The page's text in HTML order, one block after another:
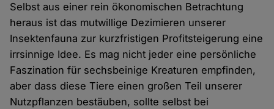
Selbst aus einer rein ökonomischen Betrachtung
heraus ist das mutwillige Dezimieren unserer
Insektenfauna zur kurzfristigen Profitsteigerung eine
irrsinnige Idee. Es mag nicht jeder eine persönliche
Faszination für sechsbeinige Kreaturen empfinden,
aber dass diese Tiere einen großen Teil unserer
Nutzpflanzen bestäuben, sollte selbst bei